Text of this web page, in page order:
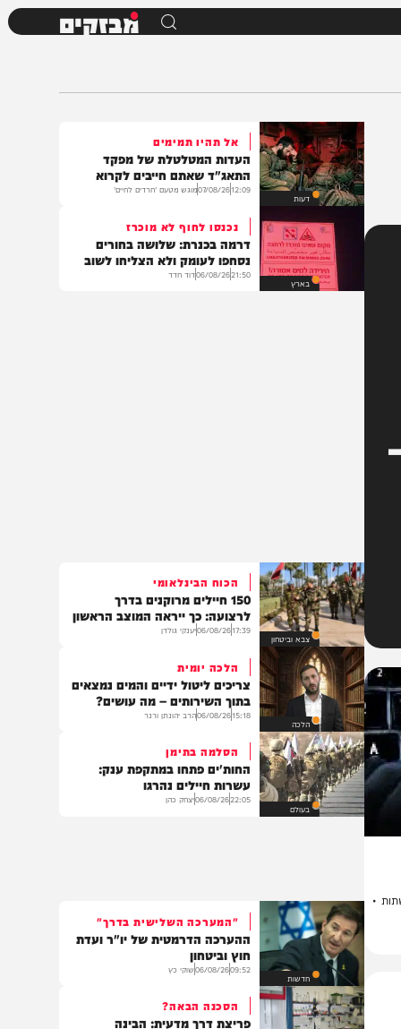
מבזקים
דעות
אל תהיו תמימים
העדות המטלטלת של מפקד
התאג"ד שאתם חייבים לקרוא
07/08/26 מוגש מטעם 'חרדים לחיים'
נכנסו לחוף לא מוכרז
דרמה בכנרת: שלושה בחורים
נסחפו לעומק ולא הצליחו לשוב
21:50
צבא וביטחון
הכוח הבינלאומי
150 חיילים מרוקנים בדרך
לרצועה: כך ייראה המוצב הראשון
17:39
06/08/26 יענקי גולדן
הלכה
הלכה יומית
צריכים ליטול ידיים והמים נמצאים
בתוך השירותים – מה עושים?
15:18
06/08/26הרב יהונתן ורנר
הסלמה בתימן
החות'ים פתחו במתקפת ענק:
"המערכה השלישית בדרך"
ההערכה הדרמטית של יו"ר ועדת
חוץ וביטחון
09:52
06/08/26שוקי כץ